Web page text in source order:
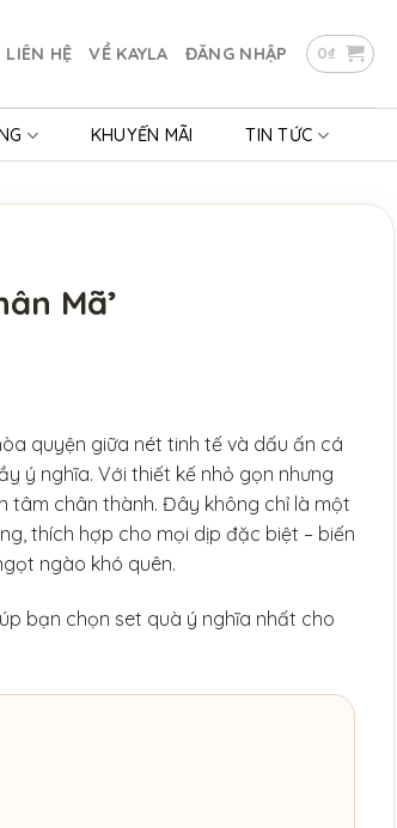
LIÊN HỆ VỀ KAYLA ĐĂNG NHẬP 0₫
KHUYẾN MÃI TIN TỨC
Mã’
quyện giữa nét tinh tế và dấu ấn cá
ý nghĩa. Với thiết kế nhỏ gọn nhưng
tâm chân thành. Đây không chỉ là một
thích hợp cho mọi dịp đặc biệt – biến
ngào khó quên.
bạn chọn set quà ý nghĩa nhất cho